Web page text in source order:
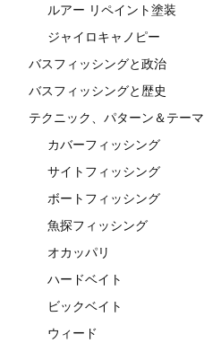
ルアー リペイント塗装
ジャイロキャノピー
バスフィッシングと政治
バスフィッシングと歴史
テクニック、パターン＆テーマ
カバーフィッシング
サイトフィッシング
ボートフィッシング
魚探フィッシング
オカッパリ
ハードベイト
ビックベイト
ウィード